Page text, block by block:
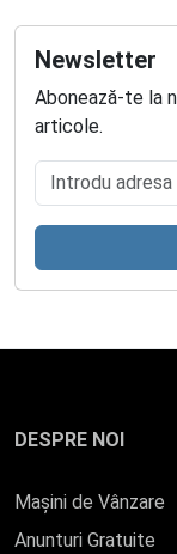
Newsletter
Abonează-te la
articole.
Introdu adresa
DESPRE NOI
Mașini de Vânzare
Anunturi Gratuite